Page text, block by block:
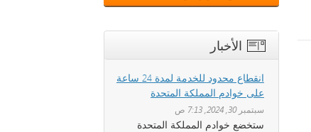
الأخبار
انقطاع محدود للخدمة لمدة 24 ساعة
على خوادم المملكة المتحدة
سبتمبر 30, 2024, 7:13 ص
ستخضع خوادم المملكة المتحدة